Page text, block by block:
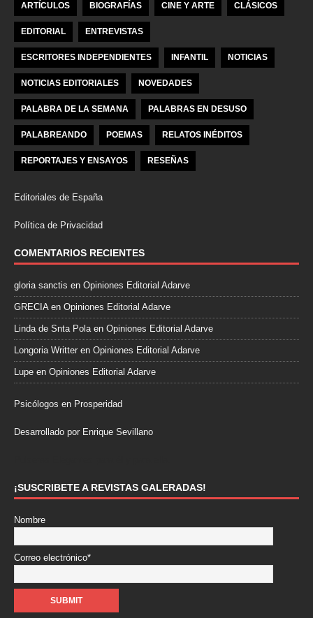
ARTÍCULOS BIOGRAFÍAS CINE Y ARTE CLÁSICOS
EDITORIAL ENTREVISTAS
ESCRITORES INDEPENDIENTES INFANTIL NOTICIAS
NOTICIAS EDITORIALES NOVEDADES
PALABRA DE LA SEMANA PALABRAS EN DESUSO
PALABREANDO POEMAS RELATOS INÉDITOS
REPORTAJES Y ENSAYOS RESEÑAS
Editoriales de España
Política de Privacidad
COMENTARIOS RECIENTES
gloria sanctis en Opiniones Editorial Adarve
GRECIAen Opiniones Editorial Adarve
Linda de Snta Polaen Opiniones Editorial Adarve
Longoria Writter en Opiniones Editorial Adarve
Lupe en Opiniones Editorial Adarve
Psicólogos en Prosperidad
Desarrollado por Enrique Sevillano
¡SUSCRIBETE A REVISTAS GALERADAS!
Nombre
Correo electrónico*